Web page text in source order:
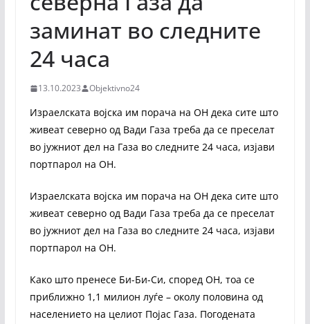
заминат во следните
24 часа
13.10.2023 Objektivno24
Израелската војска им порача на ОН дека сите што
живеат северно од Вади Газа треба да се преселат
во јужниот дел на Газа во следните 24 часа, изјави
портпарол на ОН.
Израелската војска им порача на ОН дека сите што
живеат северно од Вади Газа треба да се преселат
во јужниот дел на Газа во следните 24 часа, изјави
портпарол на ОН.
Како што пренесе Би-Би-Си, според ОН, тоа се
приближно 1,1 милион луѓе – околу половина од
населението на целиот Појас Газа. Погодената